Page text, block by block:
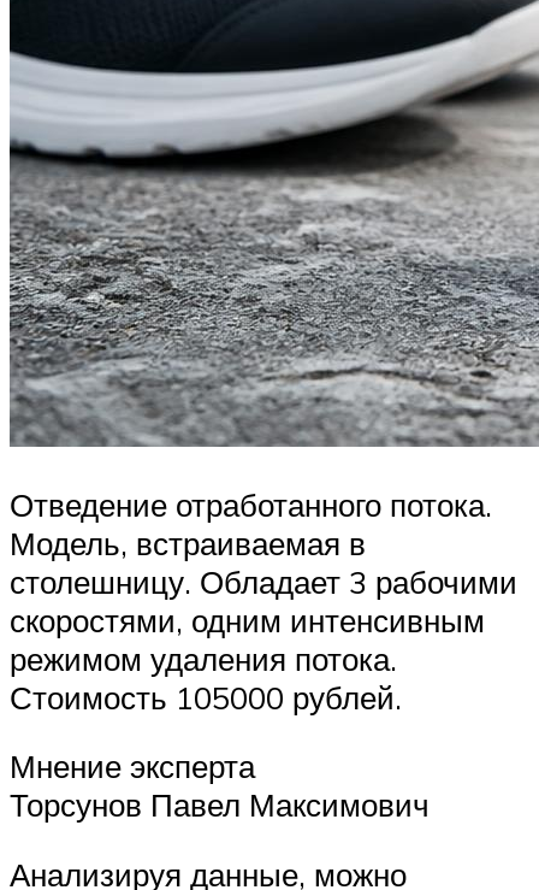
Отведение отработанного потока.
Модель, встраиваемая в
столешницу. Обладает 3 рабочими
скоростями, одним интенсивным
режимом удаления потока.
Стоимость 105000 рублей.
Мнение эксперта
Торсунов Павел Максимович
Анализируя данные, можно